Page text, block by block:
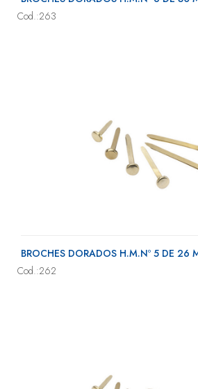
Cod.:263
BROCHES DORADOS H.M.Nº 5 DE 26
Cod.:262